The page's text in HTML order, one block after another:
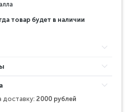
товар будет в наличии
доставку: 2000 рублей